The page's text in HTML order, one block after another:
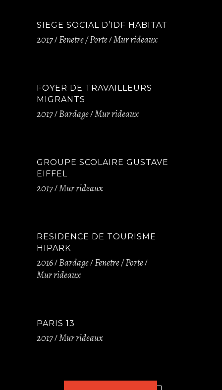
SIEGE SOCIAL D’IDF HABITAT
2017 Fenetre / Porte Mur rideaux
FOYER DE TRAVAILLEURS
MIGRANTS
2017 Bardage Mur rideaux
GROUPE SCOLAIRE GUSTAVE
EIFFEL
2017 Mur rideaux
RESIDENCE DE TOURISME
HIPARK
2016 Bardage Fenetre / Porte
Mur rideaux
PARIS 13
2017 Mur rideaux